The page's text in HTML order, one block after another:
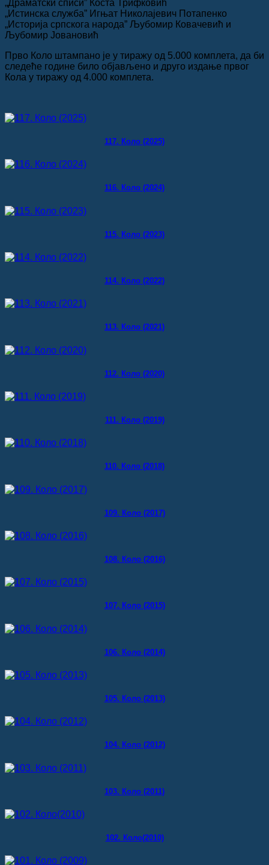
„Драматски списи” Коста Трифковић
„Истинска служба” Игњат Николајевич Потапенко
„Историја српскога народа” Љубомир Ковачевић и
Љубомир Јовановић
Прво Коло штампано је у тиражу од 5.000 комплета, да би
следеће године било објављено и друго издање првог
Кола у тиражу од 4.000 комплета.
117. Коло (2025)
116. Коло (2024)
115. Коло (2023)
114. Коло (2022)
113. Коло (2021)
112. Коло (2020)
111. Коло (2019)
110. Коло (2018)
109. Коло (2017)
108. Коло (2016)
107. Коло (2015)
106. Коло (2014)
105. Коло (2013)
104. Коло (2012)
103. Коло (2011)
102. Коло(2010)